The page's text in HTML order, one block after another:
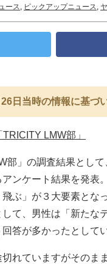
ース, ピックアップニュース,
日当時の情報に基づ
LMW部」
部」の調査結果とし
ンケート結果を発表
飛ぶ」が３大要素とな
て、男性は「新たな
答が多かったとしてい
れていますがそのま